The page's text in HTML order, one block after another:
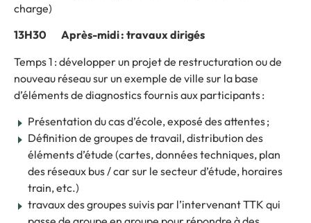
charge)
13H30 Après-midi : travaux dirigés
Temps 1 : développer un projet de restructuration ou de
nouveau réseau sur un exemple de ville sur la base
d’éléments de diagnostics fournis aux participants :
Présentation du cas d’école, exposé des attentes ;
Définition de groupes de travail, distribution des
éléments d’étude (cartes, données techniques, plan
des réseaux bus / car sur le secteur d’étude, horaires
train, etc.)
travaux des groupes suivis par l’intervenant TTK qui